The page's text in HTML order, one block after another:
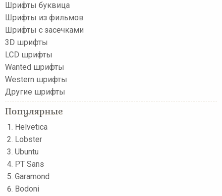
Шрифты буквица
Шрифты из фильмов
Шрифты с засечками
3D шрифты
LCD шрифты
Wanted шрифты
Western шрифты
Другие шрифты
Популярные
Helvetica
Lobster
Ubuntu
PT Sans
Garamond
Bodoni